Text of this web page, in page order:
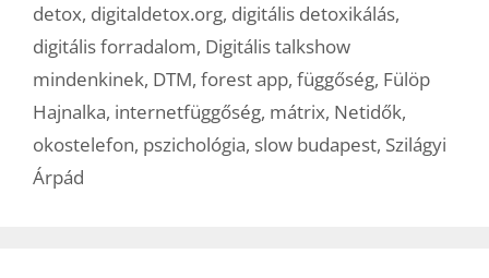
detox, digitaldetox.org, digitális detoxikálás,
digitális forradalom, Digitális talkshow
mindenkinek, DTM, forest app, függőség, Fülöp
Hajnalka, internetfüggőség, mátrix, Netidők,
okostelefon, pszichológia, slow budapest, Szilágyi
Árpád